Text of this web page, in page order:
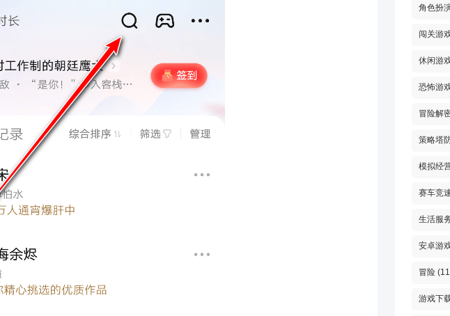
角色扮
闯关游
休闲游
恐怖游
冒险解
策略塔
模拟经
赛车竞
生活服
安卓游
冒险
游戏下